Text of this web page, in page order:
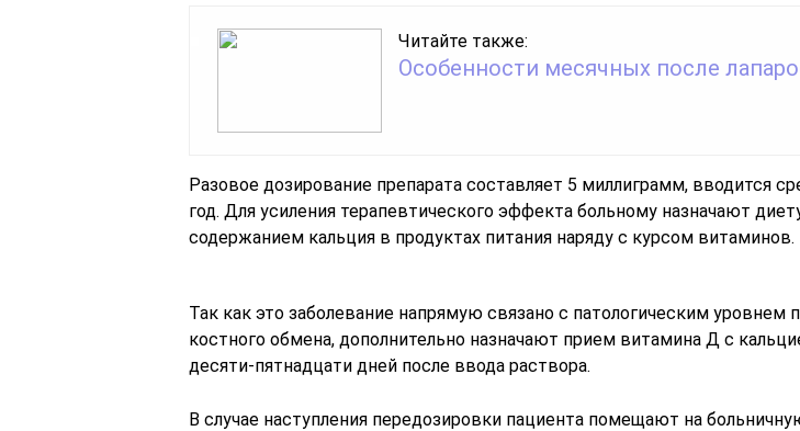
Читайте также:
Особенности месячных после
Разовое дозирование препарата составляет 5 миллиграмм, вводится
год. Для усиления терапевтического эффекта больному назначают
содержанием кальция в продуктах питания наряду с курсом витаминов.
Так как это заболевание напрямую связано с патологическим уровнем
костного обмена, дополнительно назначают прием витамина Д с
десяти-пятнадцати дней после ввода раствора.
В случае наступления передозировки пациента помещают на